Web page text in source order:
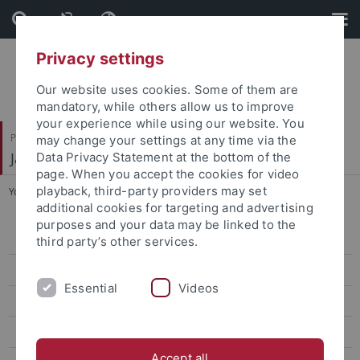
Skip
to
content
Skip
to
footer
Philosophische Fakultät
Japanologie
You are here: Startseite ... University of Manchester
EU-Campus
DJiK Kolloquium
Privacy settings
Our website uses cookies. Some of them are
mandatory, while others allow us to improve
your experience while using our website. You
may change your settings at any time via the
Data Privacy Statement at the bottom of the
page. When you accept the cookies for video
playback, third-party providers may set
additional cookies for targeting and advertising
purposes and your data may be linked to the
third party’s other services.
Essential Videos